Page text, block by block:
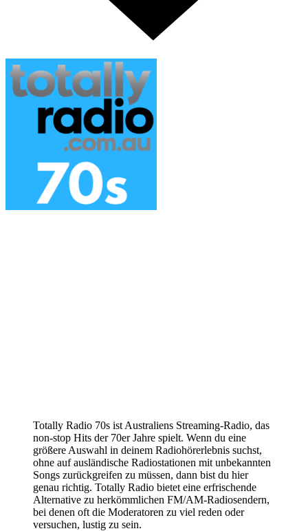
Totally Radio 70s ist Australiens Streaming-Radio, das
non-stop Hits der 70er Jahre spielt. Wenn du eine
größere Auswahl in deinem Radiohörerlebnis suchst,
ohne auf ausländische Radiostationen mit unbekannten
Songs zurückgreifen zu müssen, dann bist du hier
genau richtig. Totally Radio bietet eine erfrischende
Alternative zu herkömmlichen FM/AM-Radiosendern,
bei denen oft die Moderatoren zu viel reden oder
versuchen, lustig zu sein.